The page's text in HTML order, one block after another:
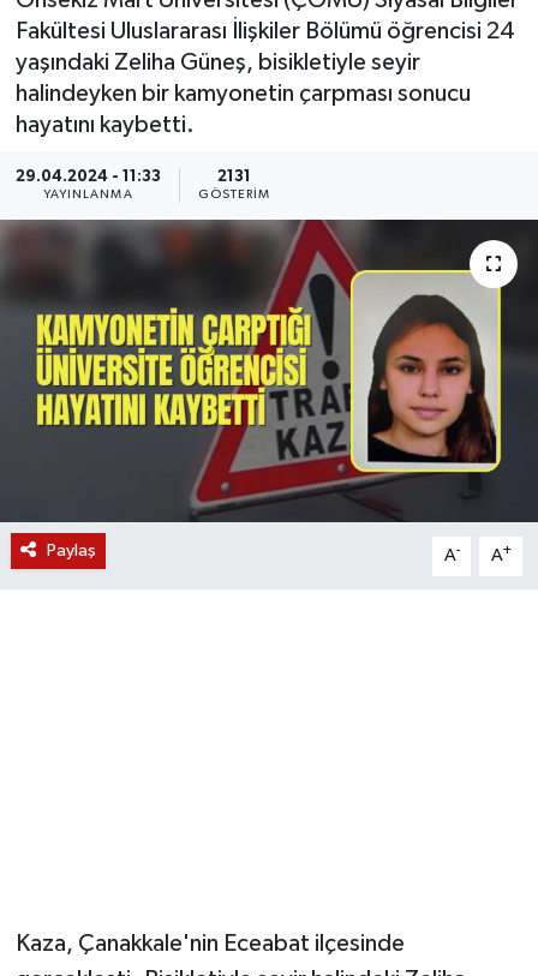
Fakültesi Uluslararası İlişkiler Bölümü öğrencisi 24
yaşındaki Zeliha Güneş, bisikletiyle seyir
halindeyken bir kamyonetin çarpması sonucu
hayatını kaybetti.
29.04.2024 - 11:33
YAYINLANMA
2131
GÖSTERIM
Paylaş A- A+
Kaza, Çanakkale'nin Eceabat ilçesinde
KÜLTÜR SANAT
YAŞAM
LIFE
SARIGÖL
SARUHANLI
SELENDİ
KIRKAĞAÇ
GÖLMARMARA
GÖRDES
SOMA
KÖPRÜBAŞI
KULA
SALİHLİ
SARIGÖL
ŞEHZADELER
SELENDİ
TURGUTLU
EKONOMİ
EĞİTİM
KÜLTÜR SANAT
SPOR
LIFE
BİLİM VE TEKNOLOJİ
MANİSA'NIN YÖRESEL LEZZETLERİ